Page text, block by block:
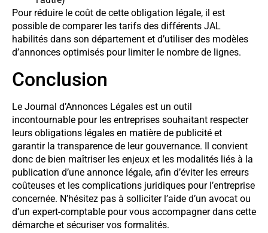
Pour réduire le coût de cette obligation légale, il est
possible de comparer les tarifs des différents JAL
habilités dans son département et d’utiliser des modèles
d’annonces optimisés pour limiter le nombre de lignes.
Conclusion
Le Journal d’Annonces Légales est un outil
incontournable pour les entreprises souhaitant respecter
leurs obligations légales en matière de publicité et
garantir la transparence de leur gouvernance. Il convient
donc de bien maîtriser les enjeux et les modalités liés à la
publication d’une annonce légale, afin d’éviter les erreurs
coûteuses et les complications juridiques pour l’entreprise
concernée. N’hésitez pas à solliciter l’aide d’un avocat ou
d’un expert-comptable pour vous accompagner dans cette
démarche et sécuriser vos formalités.